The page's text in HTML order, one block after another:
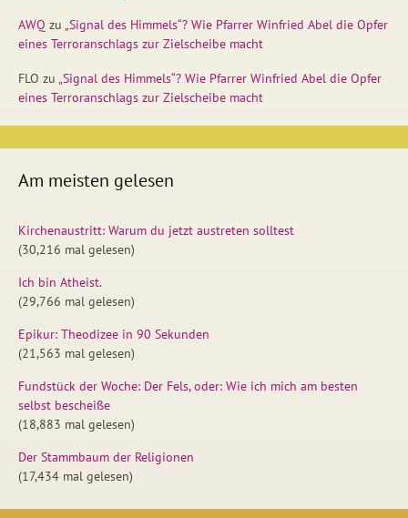
AWQ zu „Signal des Himmels“? Wie Pfarrer Winfried Abel die Opfer
eines Terroranschlags zur Zielscheibe macht
FLO zu „Signal des Himmels“? Wie Pfarrer Winfried Abel die Opfer
eines Terroranschlags zur Zielscheibe macht
Am meisten gelesen
Kirchenaustritt: Warum du jetzt austreten solltest
(30,216 mal gelesen)
Ich bin Atheist.
(29,766 mal gelesen)
Epikur: Theodizee in 90 Sekunden
(21,563 mal gelesen)
Fundstück der Woche: Der Fels, oder: Wie ich mich am besten
selbst bescheiße
(18,883 mal gelesen)
Der Stammbaum der Religionen
(17,434 mal gelesen)